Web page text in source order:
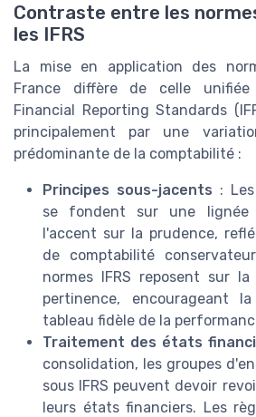
Contraste entre les
les IFRS
La mise en application des
France diffère de celle unifiée
Financial Reporting Standards
principalement par une
prédominante de la comptabilité :
Principes sous-jacents :
se fondent sur une
l'accent sur la prudence,
de comptabilité
normes IFRS reposent sur
pertinence, encourageant
tableau fidèle de la
Traitement des états
consolidation, les groupes
sous IFRS peuvent devoir
leurs états financiers. Les